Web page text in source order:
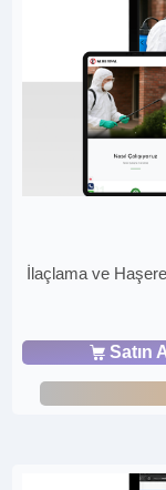
İlaçlama ve
Satın